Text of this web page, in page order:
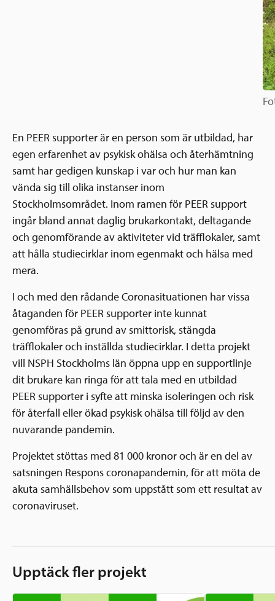
En PEER supporter är en person som är utbildad, har
egen erfarenhet av psykisk ohälsa och återhämtning
samt har gedigen kunskap i var och hur man kan
vända sig till olika instanser inom
Stockholmsområdet. Inom ramen för PEER support
ingår bland annat daglig brukarkontakt, deltagande
och genomförande av aktiviteter vid träfflokaler, samt
att hålla studiecirklar inom egenmakt och hälsa med
mera.
I och med den rådande Coronasituationen har vissa
åtaganden för PEER supporter inte kunnat
genomföras på grund av smittorisk, stängda
träfflokaler och inställda studiecirklar. I detta projekt
vill NSPH Stockholms län öppna upp en supportlinje
dit brukare kan ringa för att tala med en utbildad
PEER supporter i syfte att minska isoleringen och risk
för återfall eller ökad psykisk ohälsa till följd av den
nuvarande pandemin.
Projektet stöttas med 81 000 kronor och är en del av
satsningen Respons coronapandemin, för att möta de
akuta samhällsbehov som uppstått som ett resultat av
coronaviruset.
Upptäck fler projekt